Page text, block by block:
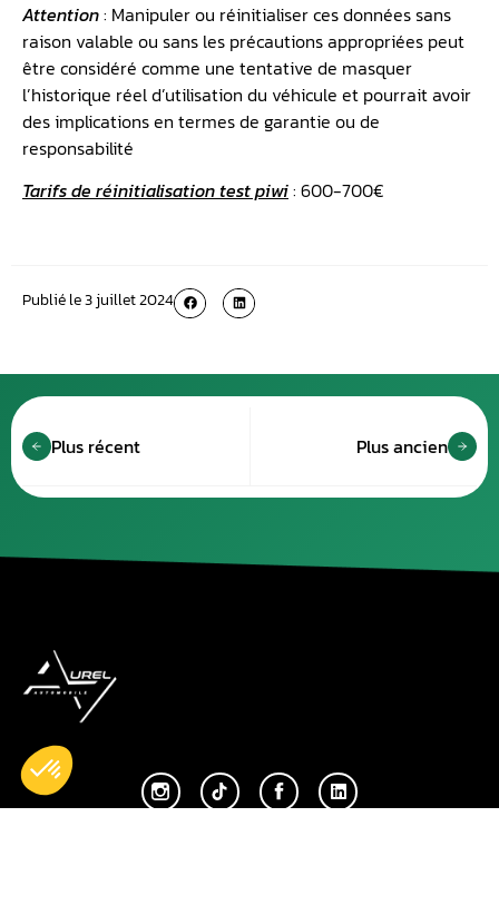
Attention: Manipuler ou réinitialiser ces données sans
raison valable ou sans les précautions appropriées peut
être considéré comme une tentative de masquer
l’historique réel d’utilisation du véhicule et pourrait avoir
des implications en termes de garantie ou de
responsabilité
Tarifs de réinitialisation test piwi: 600-700€
Publié le3 juillet 2024
Plus récent Plus ancien